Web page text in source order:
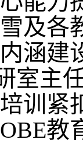
及各
涵建
室主
训紧
教